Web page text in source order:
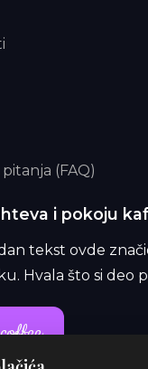
(FAQ)
i pokoju
tekst ovde
Hvala što si deo